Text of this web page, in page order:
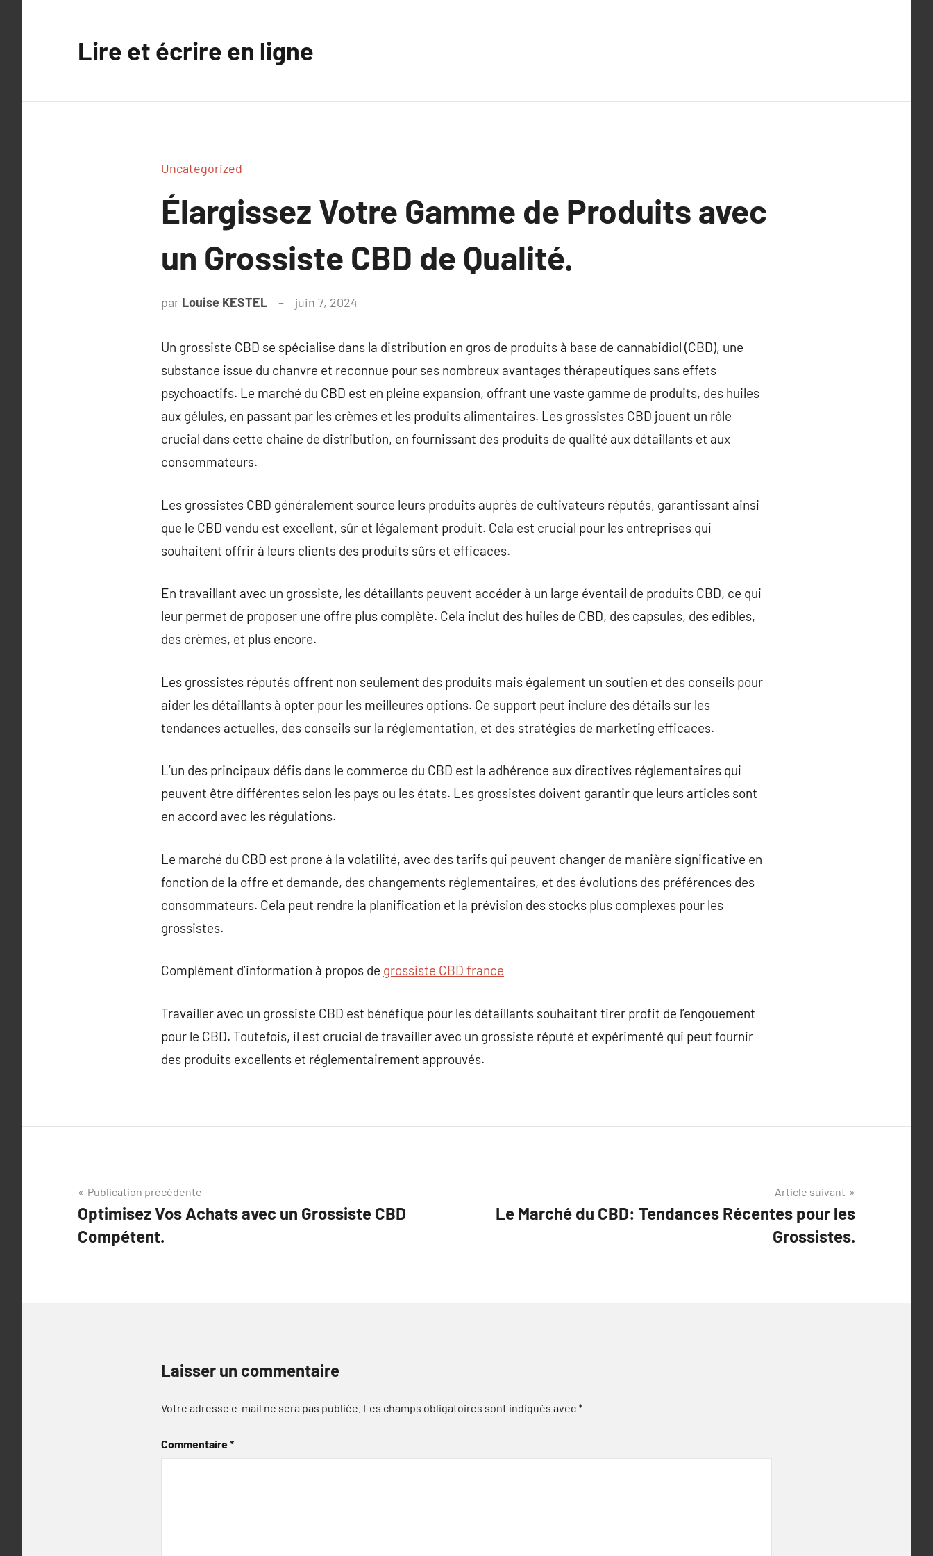
Lire et écrire en ligne
Uncategorized
Élargissez Votre Gamme de Produits avec
un Grossiste CBD de Qualité.
par Louise KESTEL juin 7, 2024
Un grossiste CBD se spécialise dans la distribution en gros de produits à base de cannabidiol (CBD), une
substance issue du chanvre et reconnue pour ses nombreux avantages thérapeutiques sans effets
psychoactifs. Le marché du CBD est en pleine expansion, offrant une vaste gamme de produits, des huiles
aux gélules, en passant par les crèmes et les produits alimentaires. Les grossistes CBD jouent un rôle
crucial dans cette chaîne de distribution, en fournissant des produits de qualité aux détaillants et aux
consommateurs.
Les grossistes CBD généralement source leurs produits auprès de cultivateurs réputés, garantissant ainsi
que le CBD vendu est excellent, sûr et légalement produit. Cela est crucial pour les entreprises qui
souhaitent offrir à leurs clients des produits sûrs et efficaces.
En travaillant avec un grossiste, les détaillants peuvent accéder à un large éventail de produits CBD, ce qui
leur permet de proposer une offre plus complète. Cela inclut des huiles de CBD, des capsules, des edibles,
des crèmes, et plus encore.
Les grossistes réputés offrent non seulement des produits mais également un soutien et des conseils pour
aider les détaillants à opter pour les meilleures options. Ce support peut inclure des détails sur les
tendances actuelles, des conseils sur la réglementation, et des stratégies de marketing efficaces.
L’un des principaux défis dans le commerce du CBD est la adhérence aux directives réglementaires qui
peuvent être différentes selon les pays ou les états. Les grossistes doivent garantir que leurs articles sont
en accord avec les régulations.
Le marché du CBD est prone à la volatilité, avec des tarifs qui peuvent changer de manière significative en
fonction de la offre et demande, des changements réglementaires, et des évolutions des préférences des
consommateurs. Cela peut rendre la planification et la prévision des stocks plus complexes pour les
grossistes.
Complément d’information à propos de grossiste CBD france
Travailler avec un grossiste CBD est bénéfique pour les détaillants souhaitant tirer profit de l’engouement
pour le CBD. Toutefois, il est crucial de travailler avec un grossiste réputé et expérimenté qui peut fournir
des produits excellents et réglementairement approuvés.
Navigation
de
l’article
Publication précédente
Optimisez Vos Achats avec un Grossiste CBD
Compétent.
Article suivant
Le Marché du CBD: Tendances Récentes pour les
Grossistes.
Laisser un commentaire
Votre adresse e-mail ne sera pas publiée. Les champs obligatoires sont indiqués avec*
Commentaire*